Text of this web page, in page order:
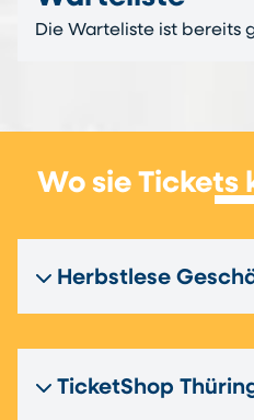
Die Warteliste ist bereits
Wo sie Tickets
Herbstlese
TicketShop